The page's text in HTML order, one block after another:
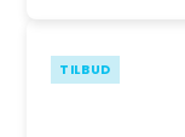
TILBUD